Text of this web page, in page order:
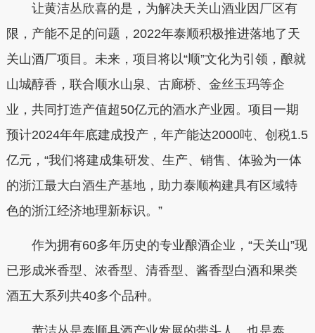
让黄洁丛欣喜的是，为解决天关山酒业因厂区有
限，产能不足的问题，2022年泰顺积极推进落地了天
关山酒厂项目。未来，项目将以“顺”文化为引领，酿就
山城醇香，联合顺水山泉、古廊桥、金丝玉玛等企
业，共同打造产值超50亿元的酒水产业园。项目一期
预计2024年年底建成投产，年产能达2000吨、创税1.5
亿元，“我们将建成集研发、生产、销售、体验为一体
的浙江最大白酒生产基地，助力泰顺构建具有区域特
色的浙江经济地理新标识。”
作为拥有60多年历史的专业酿酒企业，“天关山”现
已形成米香型、浓香型、清香型、酱香型白酒和果类
酒五大系列共40多个品种。